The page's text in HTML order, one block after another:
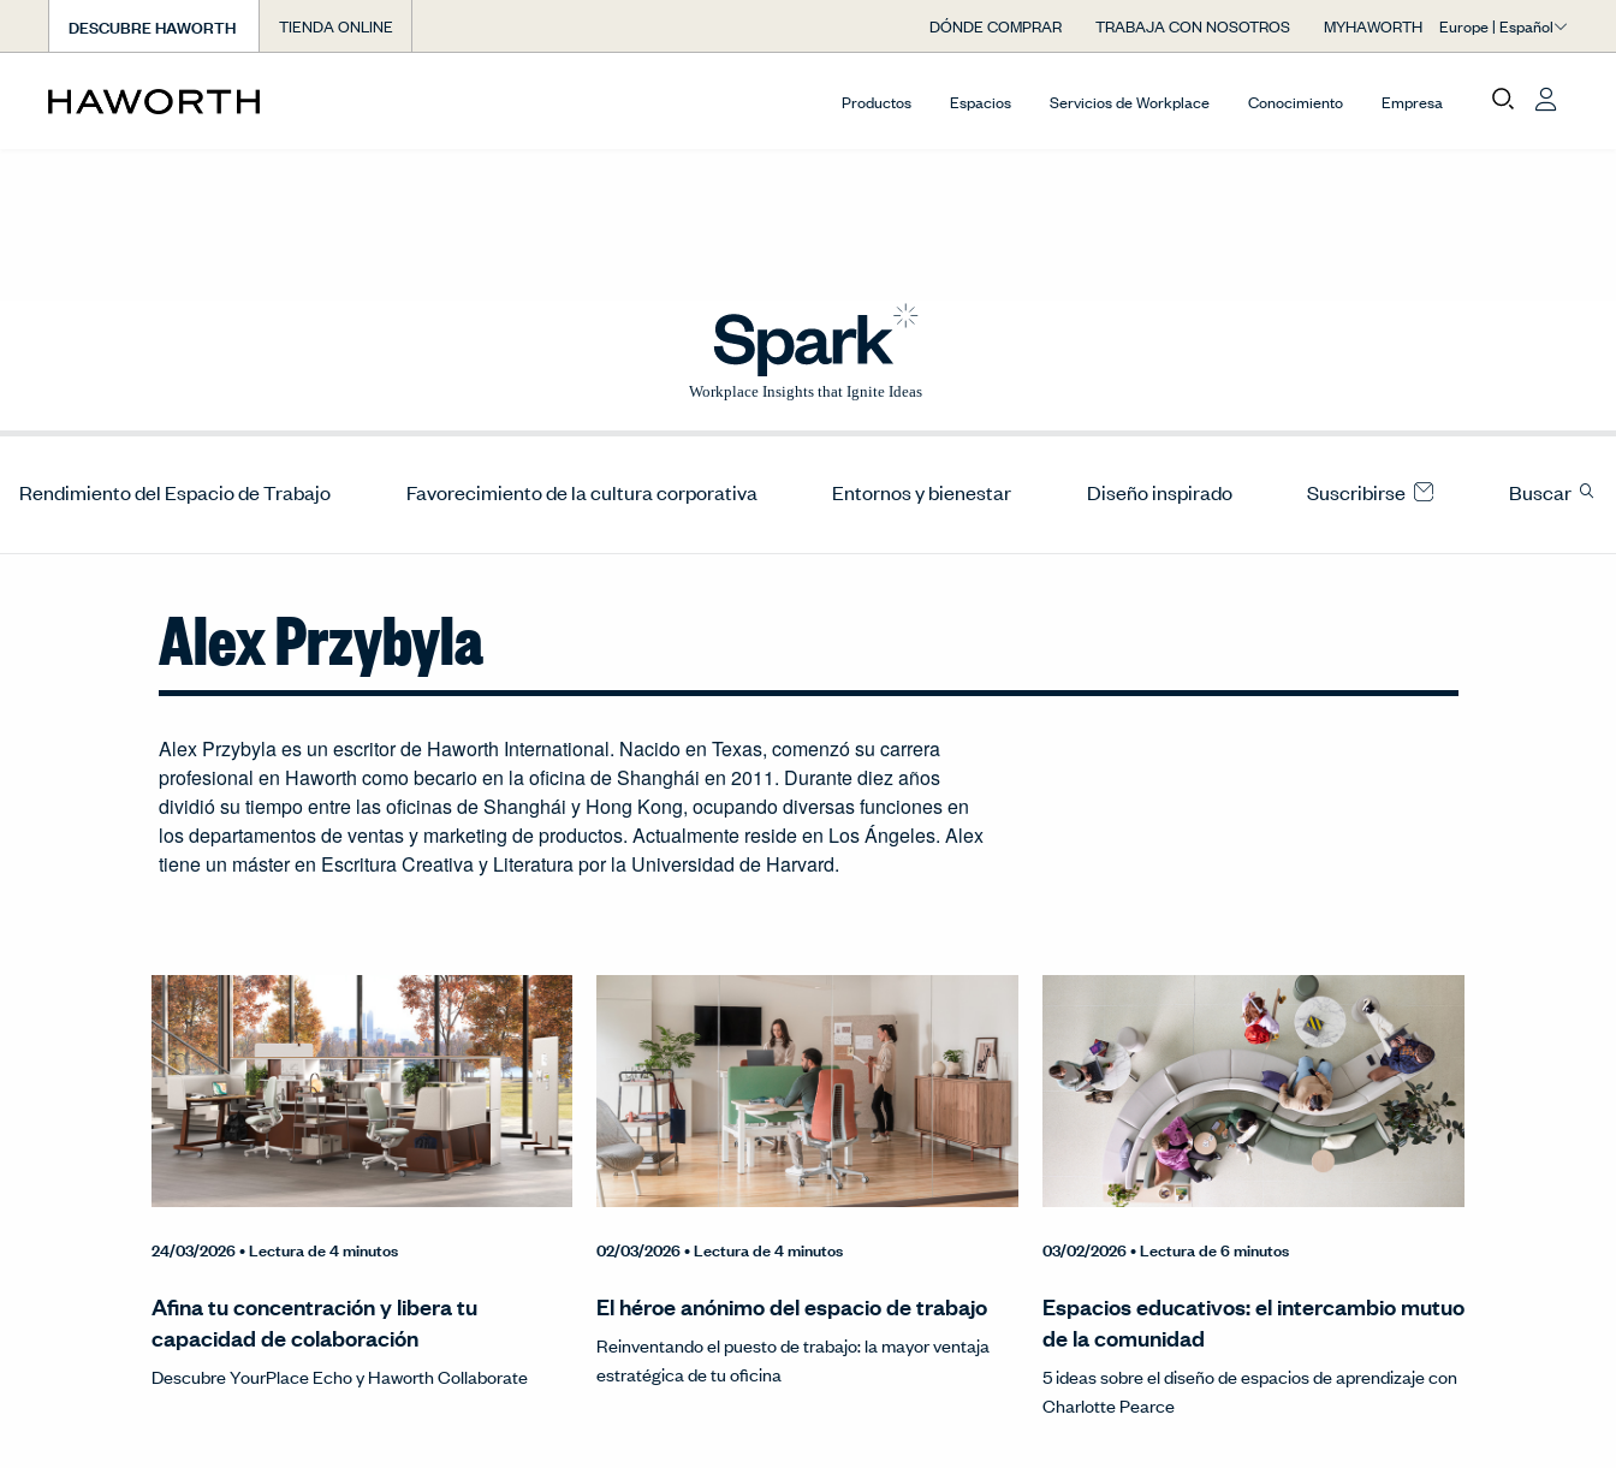
DESCUBRE HAWORTH TIENDA ONLINE DÓNDE COMPRAR TRABAJA CON NOSOTROS MYHAWORTH Europe | Español
Productos Espacios Servicios de Workplace Conocimiento Empresa
Rendimiento del Espacio de Trabajo Favorecimiento de la cultura corporativa Entornos y bienestar Diseño inspirado Suscribirse Buscar
Alex Przybyla
Alex Przybyla es un escritor de Haworth International. Nacido en Texas, comenzó su carrera
profesional en Haworth como becario en la oficina de Shanghái en 2011. Durante diez años
dividió su tiempo entre las oficinas de Shanghái y Hong Kong, ocupando diversas funciones en
los departamentos de ventas y marketing de productos. Actualmente reside en Los Ángeles. Alex
tiene un máster en Escritura Creativa y Literatura por la Universidad de Harvard.
24/03/2026• Lectura de 4 minutos
Afina tu concentración y libera tu
capacidad de colaboración
Descubre YourPlace Echo y Haworth Collaborate
02/03/2026• Lectura de 4 minutos
El héroe anónimo del espacio de trabajo
Reinventando el puesto de trabajo: la mayor ventaja
estratégica de tu oficina
03/02/2026• Lectura de 6 minutos
Espacios educativos: el intercambio mutuo
de la comunidad
5 ideas sobre el diseño de espacios de aprendizaje con
Charlotte Pearce